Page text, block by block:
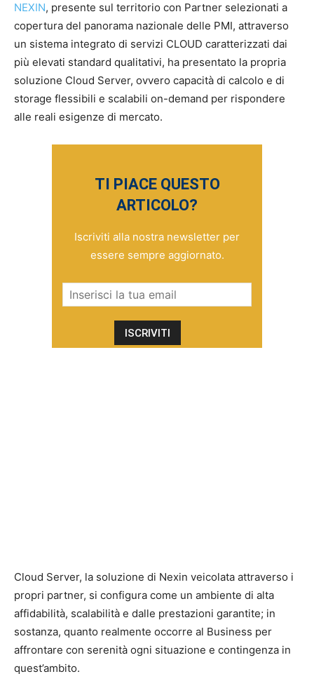
NEXIN, presente sul territorio con Partner selezionati a
copertura del panorama nazionale delle PMI, attraverso
un sistema integrato di servizi CLOUD caratterizzati dai
più elevati standard qualitativi, ha presentato la propria
soluzione Cloud Server, ovvero capacità di calcolo e di
storage flessibili e scalabili on-demand per rispondere
alle reali esigenze di mercato.
TI PIACE QUESTO
ARTICOLO?
Iscriviti alla nostra newsletter per
essere sempre aggiornato.
Cloud Server, la soluzione di Nexin veicolata attraverso i
propri partner, si configura come un ambiente di alta
affidabilità, scalabilità e dalle prestazioni garantite; in
sostanza, quanto realmente occorre al Business per
affrontare con serenità ogni situazione e contingenza in
quest’ambito.